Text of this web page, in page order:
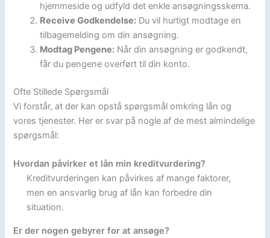
hjemmeside og udfyld det enkle ansøgningsskema.
Receive Godkendelse: Du vil hurtigt modtage en
tilbagemelding om din ansøgning.
Modtag Pengene: Når din ansøgning er godkendt,
får du pengene overført til din konto.
Ofte Stillede Spørgsmål
Vi forstår, at der kan opstå spørgsmål omkring lån og
vores tjenester. Her er svar på nogle af de mest almindelige
spørgsmål:
Hvordan påvirker et lån min kreditvurdering?
Kreditvurderingen kan påvirkes af mange faktorer,
men en ansvarlig brug af lån kan forbedre din
situation.
Er der nogen gebyrer for at ansøge?